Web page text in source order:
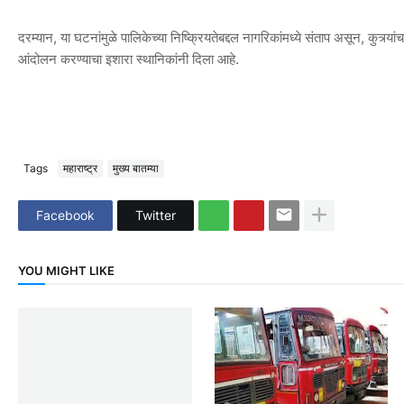
दरम्यान, या घटनांमुळे पालिकेच्या निष्क्रियतेबद्दल नागरिकांमध्ये संताप असून,
आंदोलन करण्याचा इशारा स्थानिकांनी दिला आहे.
Tags महाराष्ट्र मुख्य बातम्या
Facebook Twitter
YOU MIGHT LIKE